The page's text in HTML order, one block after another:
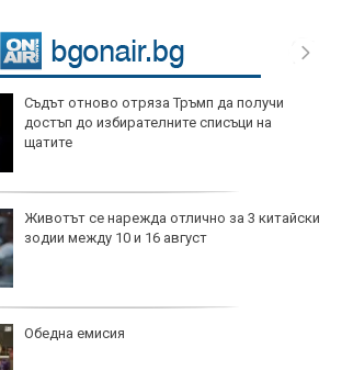
Съдът отново отряза Тръмп да получи
достъп до избирателните списъци на
щатите
Животът се нарежда отлично за 3 китайски
зодии между 10 и 16 август
Обедна емисия